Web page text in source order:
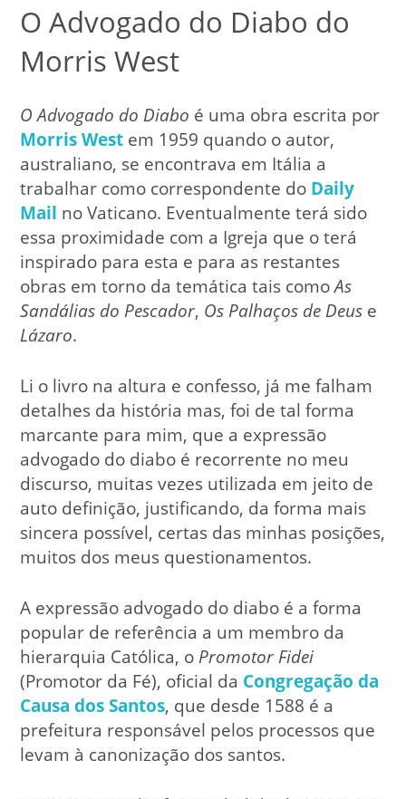
O Advogado do Diabo do
Morris West
O Advogado do Diabo é uma obra escrita por
Morris West em 1959 quando o autor,
australiano, se encontrava em Itália a
trabalhar como correspondente do Daily
Mail no Vaticano. Eventualmente terá sido
essa proximidade com a Igreja que o terá
inspirado para esta e para as restantes
obras em torno da temática tais comoAs
Sandálias do Pescador, Os Palhaços de Deus e
Lázaro.
Li o livro na altura e confesso, já me falham
detalhes da história mas, foi de tal forma
marcante para mim, que a expressão
advogado do diabo é recorrente no meu
discurso, muitas vezes utilizada em jeito de
auto definição, justificando, da forma mais
sincera possível, certas das minhas posições,
muitos dos meus questionamentos.
A expressão advogado do diabo é a forma
popular de referência a um membro da
hierarquia Católica, o Promotor Fidei
(Promotor da Fé), oficial da Congregação da
Causa dos Santos, que desde 1588 é a
prefeitura responsável pelos processos que
levam à canonização dos santos.